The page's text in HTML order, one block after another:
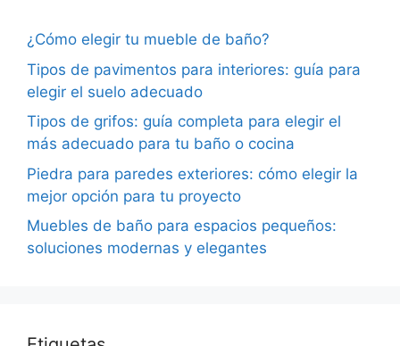
¿Cómo elegir tu mueble de baño?
Tipos de pavimentos para interiores: guía para
elegir el suelo adecuado
Tipos de grifos: guía completa para elegir el
más adecuado para tu baño o cocina
Piedra para paredes exteriores: cómo elegir la
mejor opción para tu proyecto
Muebles de baño para espacios pequeños:
soluciones modernas y elegantes